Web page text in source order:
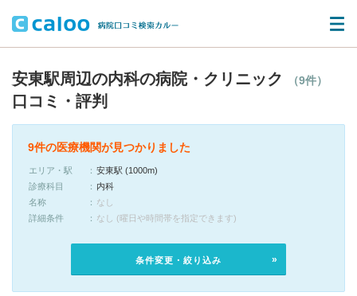
安東駅周辺の内科の病院・クリニック （9件）
口コミ・評判
9件の医療機関が見つかりました
エリア・駅
安東駅 (1000m)
診療科目
内科
名称
なし
詳細条件
なし (曜日や時間帯を指定できます)
条件変更・絞り込み